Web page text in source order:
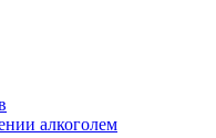
алкоголем